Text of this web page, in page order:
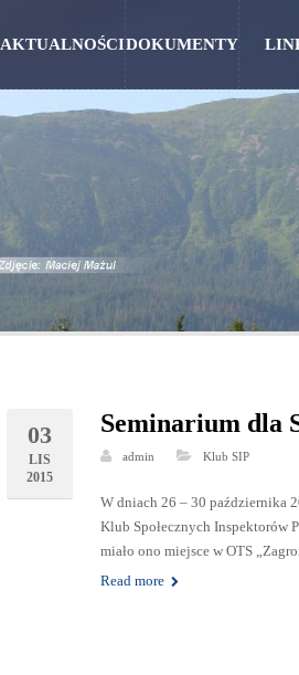
AKTUALNOŚCIDOKUMENTY
03
LIS
2015
Seminarium dla
admin Klub SIP
W dniach 26 – 30 października
Klub Społecznych Inspektorów
miało ono miejsce w OTS
Read more